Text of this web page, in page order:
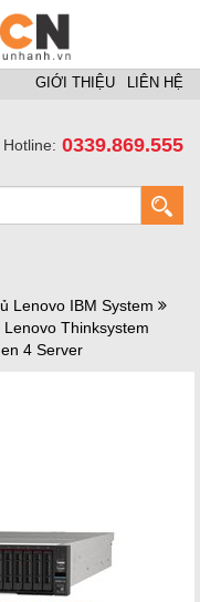
GIỚI THIỆU LIÊN HỆ
Hotline: 0339.869.555
Lenovo IBM System
Lenovo Thinksystem
4 Server